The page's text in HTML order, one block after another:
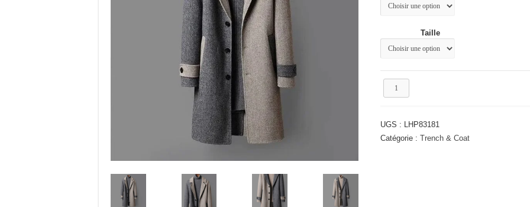
Taille
quantité
laine
mi
UGS : LHP83181
Catégorie :Trench & Coat